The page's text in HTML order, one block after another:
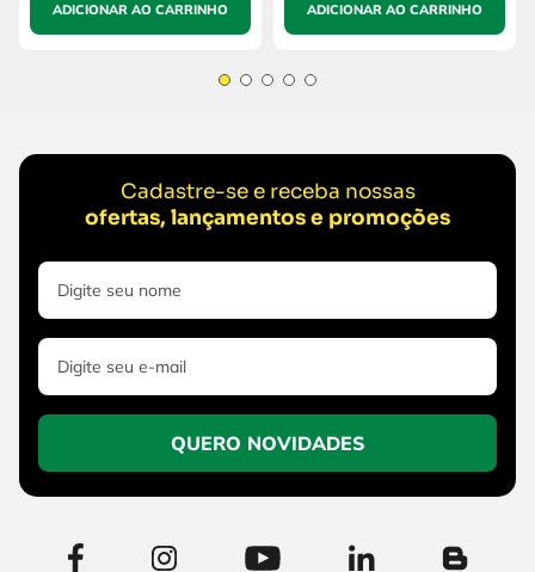
ADICIONAR AO CARRINHO ADICIONAR AO CARRINHO
Cadastre-se e receba nossas
ofertas, lançamentos e promoções
QUERO NOVIDADES